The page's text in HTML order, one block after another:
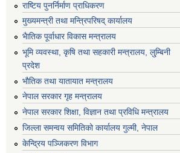
राष्टिय पुनर्निर्माण प्राधिकरण
मुख्यमन्त्री तथा मन्त्रिपरिषद् कार्यालय
भैातिक पूर्वाधार विकास मन्त्रालय
भूमि व्यवस्था, कृषि तथा सहकारी मन्त्रालय, लु्म्बिनी
प्रदेश
भाैतिक तथा यातायात मन्त्रालय
नेपाल सरकार गृह मन्त्रालय
नेपाल सरकार शिक्षा, विज्ञान तथा प्रविधि मन्त्रालय
जिल्ला समन्वय समितिको कार्यालय गुल्मी, नेपाल
केन्द्रिय पञ्जिकरण विभाग